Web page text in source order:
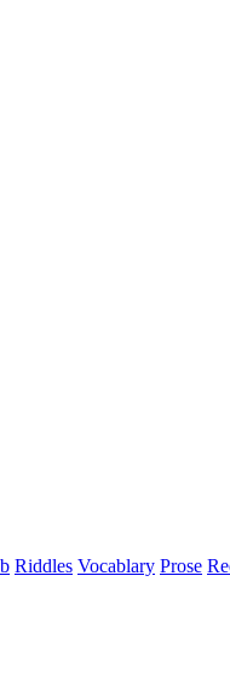
Riddles Vocablary Prose